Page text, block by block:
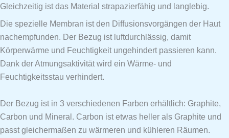
Gleichzeitig ist das Material strapazierfähig und langlebig.
Die spezielle Membran ist den Diffusionsvorgängen der Haut
nachempfunden. Der Bezug ist luftdurchlässig, damit
Körperwärme und Feuchtigkeit ungehindert passieren kann.
Dank der Atmungsaktivität wird ein Wärme- und
Feuchtigkeitsstau verhindert.
Der Bezug ist in 3 verschiedenen Farben erhältlich: Graphite,
Carbon und Mineral. Carbon ist etwas heller als Graphite und
passt gleichermaßen zu wärmeren und kühleren Räumen.